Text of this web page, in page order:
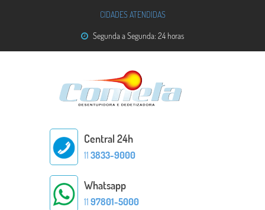
CIDADES ATENDIDAS
Segunda a Segunda: 24 horas
Central 24h
11 3833-9000
Whatsapp
11 97801-5000